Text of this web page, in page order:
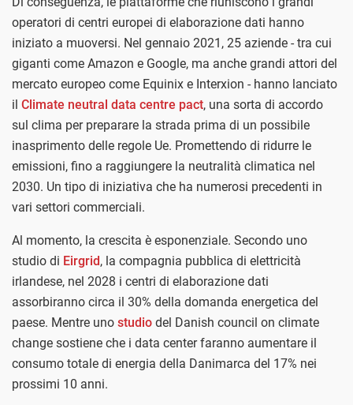
operatori di centri europei di elaborazione dati hanno
iniziato a muoversi. Nel gennaio 2021, 25 aziende - tra cui
giganti come Amazon e Google, ma anche grandi attori del
mercato europeo come Equinix e Interxion - hanno lanciato
il Climate neutral data centre pact, una sorta di accordo
sul clima per preparare la strada prima di un possibile
inasprimento delle regole Ue. Promettendo di ridurre le
emissioni, fino a raggiungere la neutralità climatica nel
2030. Un tipo di iniziativa che ha numerosi precedenti in
vari settori commerciali.
Al momento, la crescita è esponenziale. Secondo uno
studio di Eirgrid, la compagnia pubblica di elettricità
irlandese, nel 2028 i centri di elaborazione dati
assorbiranno circa il 30% della domanda energetica del
paese. Mentre uno studio del Danish council on climate
change sostiene che i data center faranno aumentare il
consumo totale di energia della Danimarca del 17% nei
prossimi 10 anni.